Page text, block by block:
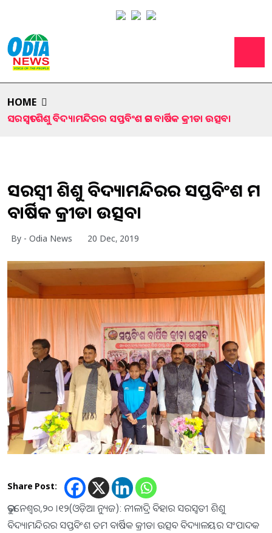
HOME
ସରସ୍ୱତୀ ଶିଶୁ ବିଦ୍ୟାମନ୍ଦିରର ସପ୍ତବିଂଶ ତମ ବାର୍ଷିକ କ୍ରୀଡା ଉତ୍ସବ।
ସରସ୍ୱତୀ ଶିଶୁ ବିଦ୍ୟାମନ୍ଦିରର ସପ୍ତବିଂଶ ତମ
ବାର୍ଷିକ କ୍ରୀଡା ଉତ୍ସବ।
By - Odia News 20 Dec, 2019
Share Post:
ଭୁବନେଶ୍ୱର,୨୦ ।୧୨(ଓଡ଼ିଆ ନ୍ୟୁଜ): ନୀଳାଦ୍ରି ବିହାର ସରସ୍ୱତୀ ଶିଶୁ
ବିଦ୍ୟାମନ୍ଦିରର ସପ୍ତବିଂଶ ତମ ବାର୍ଷିକ କ୍ରୀଡା ଉତ୍ସବ ବିଦ୍ୟାଳୟର ସଂପାଦକ